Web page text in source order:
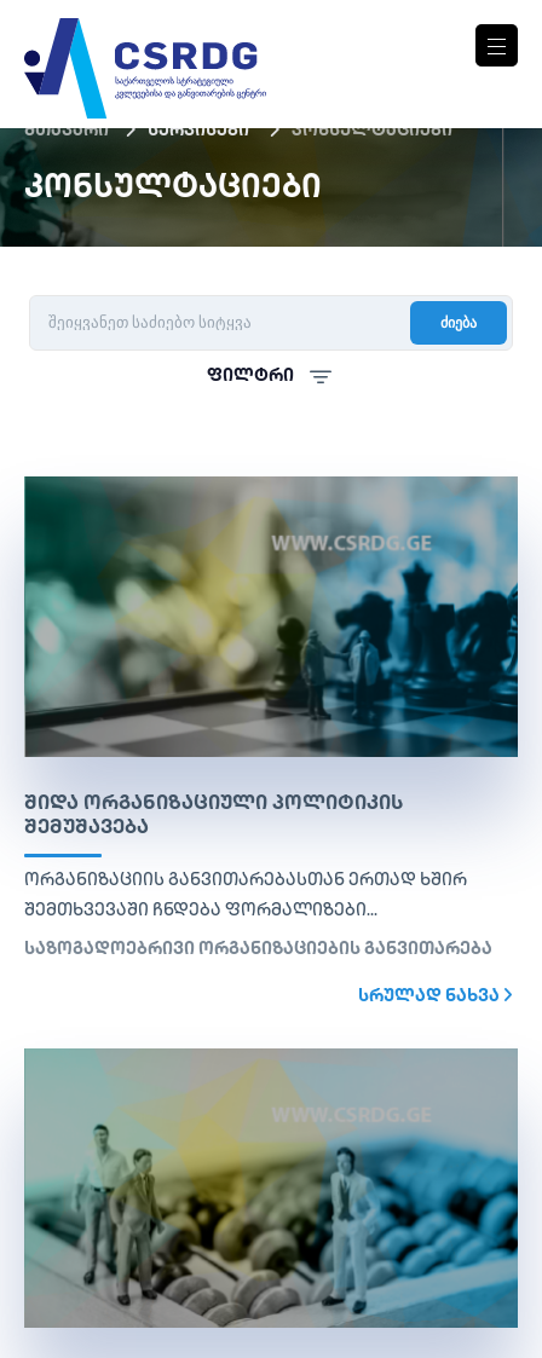
მთავარი სერვისები კონსულტაციები
ᲙᲝᲜᲡᲣᲚᲢᲐᲪᲘᲔᲑᲘ
ძიება
ფილტრი
ᲨᲘᲓᲐ ᲝᲠᲒᲐᲜᲘᲖᲐᲪᲘᲣᲚᲘ ᲞᲝᲚᲘᲢᲘᲙᲘᲡ
ᲨᲔᲛᲣᲨᲐᲕᲔᲑᲐ
ორგანიზაციის განვითარებასთან ერთად ხშირ
შემთხვევაში ჩნდება ფორმალიზები...
საზოგადოებრივი ორგანიზაციების განვითარება
ᲡᲠᲣᲚᲐᲓ ᲜᲐᲮᲕᲐ